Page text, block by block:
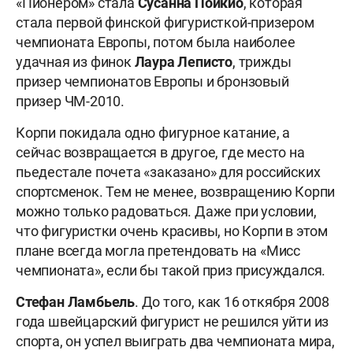
стала первой финской фигуристкой-призером
чемпионата Европы, потом была наиболее
удачная из финокЛаура Леписто, трижды
призер чемпионатов Европы и бронзовый
призер ЧМ-2010.
Корпи покидала одно фигурное катание, а
сейчас возвращается в другое, где место на
пьедестале почета «заказано» для российских
спортсменок. Тем не менее, возвращению Корпи
можно только радоваться. Даже при условии,
что фигуристки очень красивы, но Корпи в этом
плане всегда могла претендовать на «Мисс
чемпионата», если бы такой приз присуждался.
Стефан Ламбьель. До того, как 16 откября 2008
года швейцарский фигурист не решился уйти из
спорта, он успел выиграть два чемпионата мира,